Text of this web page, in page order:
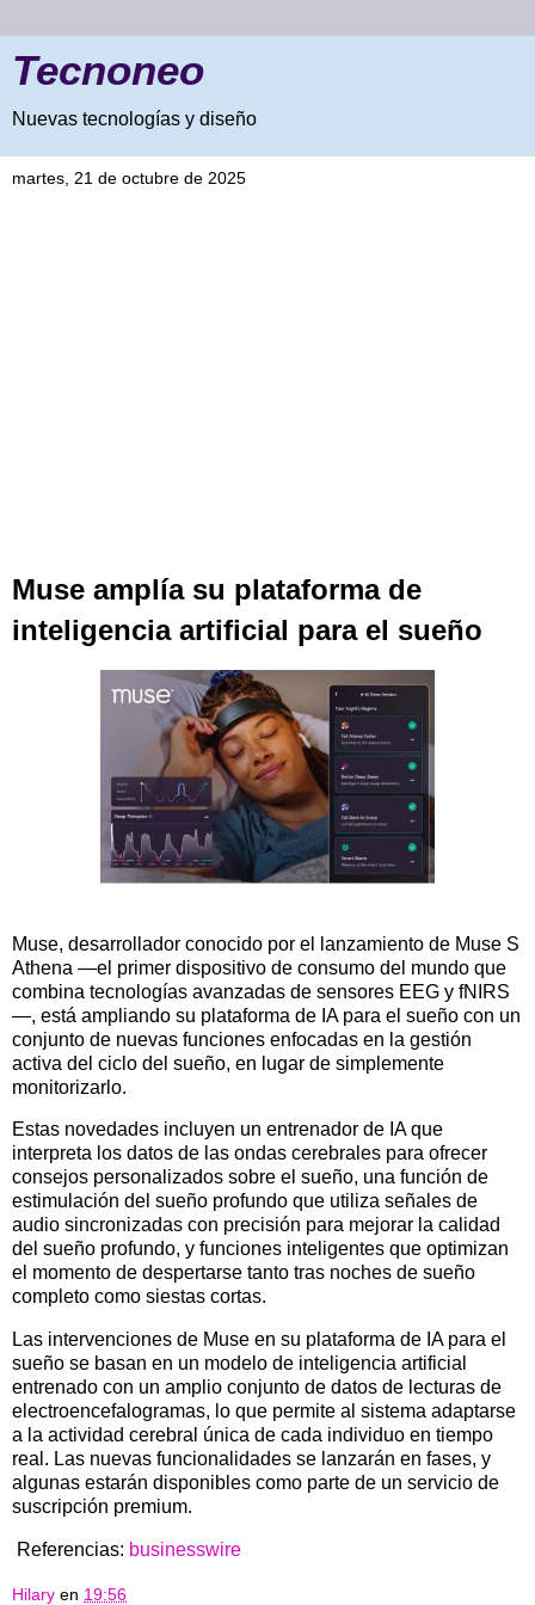
Tecnoneo
Nuevas tecnologías y diseño
martes, 21 de octubre de 2025
Muse amplía su plataforma de
inteligencia artificial para el sueño
Muse, desarrollador conocido por el lanzamiento de Muse S
Athena —el primer dispositivo de consumo del mundo que
combina tecnologías avanzadas de sensores EEG y fNIRS
—, está ampliando su plataforma de IA para el sueño con un
conjunto de nuevas funciones enfocadas en la gestión
activa del ciclo del sueño, en lugar de simplemente
monitorizarlo.
Estas novedades incluyen un entrenador de IA que
interpreta los datos de las ondas cerebrales para ofrecer
consejos personalizados sobre el sueño, una función de
estimulación del sueño profundo que utiliza señales de
audio sincronizadas con precisión para mejorar la calidad
del sueño profundo, y funciones inteligentes que optimizan
el momento de despertarse tanto tras noches de sueño
completo como siestas cortas.
Las intervenciones de Muse en su plataforma de IA para el
sueño se basan en un modelo de inteligencia artificial
entrenado con un amplio conjunto de datos de lecturas de
electroencefalogramas, lo que permite al sistema adaptarse
a la actividad cerebral única de cada individuo en tiempo
real. Las nuevas funcionalidades se lanzarán en fases, y
algunas estarán disponibles como parte de un servicio de
suscripción premium.
Referencias: businesswire
Hilary en 19:56